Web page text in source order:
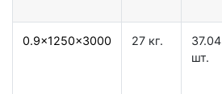
0.9x1250x3000 27 кг.
37.04
шт.